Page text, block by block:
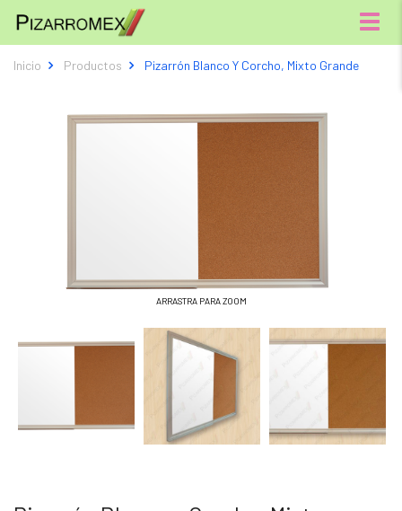
Menú
Inicio Productos Pizarrón Blanco Y Corcho, Mixto Grande
ARRASTRA PARA ZOOM